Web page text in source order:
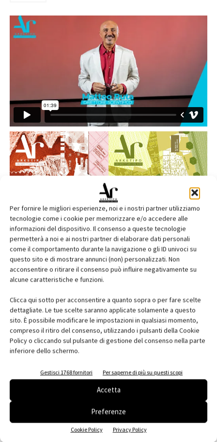
Per fornire le migliori esperienze, noi e i nostri partner utilizziamo
tecnologie come i cookie per memorizzare e/o accedere alle
informazioni del dispositivo. Il consenso a queste tecnologie
permetterà a noi e ai nostri partner di elaborare dati personali
come il comportamento durante la navigazione o gli ID univoci su
questo sito e di mostrare annunci (non) personalizzati. Non
acconsentire o ritirare il consenso può influire negativamente su
alcune caratteristiche e funzioni.
Clicca qui sotto per acconsentire a quanto sopra o per fare scelte
dettagliate. Le tue scelte saranno applicate solamente a questo
sito. È possibile modificare le impostazioni in qualsiasi momento,
compreso il ritiro del consenso, utilizzando i pulsanti della Cookie
Policy o cliccando sul pulsante di gestione del consenso nella parte
inferiore dello schermo.
Gestisci 1768 fornitori Per saperne di più su questi scopi
Accetta
Preferenze
Cookie Policy Privacy Policy
Edicola web
Abbonati e regala
Iscriviti alla newsletter